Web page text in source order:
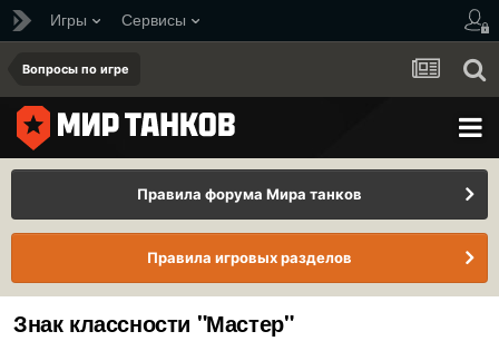
Игры Сервисы
Вопросы по игре
Правила форума Мира танков
Правила игровых разделов
Знак классности "Мастер"